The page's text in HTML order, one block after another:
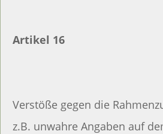
Artikel 16
Verstöße gegen die
z.B. unwahre Angaben auf